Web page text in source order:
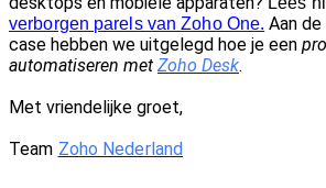
verborgen parels van Zoho One. Aan
case hebben we uitgelegd hoe je een
automatiseren met Zoho Desk.
Met vriendelijke groet,
Team Zoho Nederland